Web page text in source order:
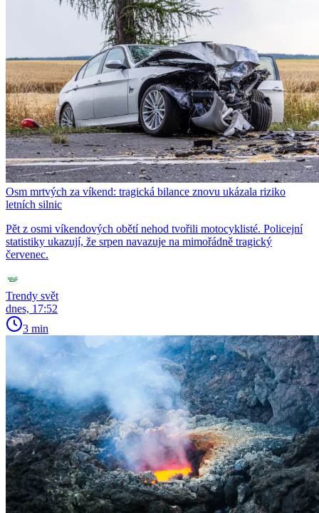
Osm mrtvých za víkend: tragická bilance znovu ukázala riziko
letních silnic
Pět z osmi víkendových obětí nehod tvořili motocyklisté. Policejní
statistiky ukazují, že srpen navazuje na mimořádně tragický
červenec.
Trendy svět
dnes, 17:52
3 min